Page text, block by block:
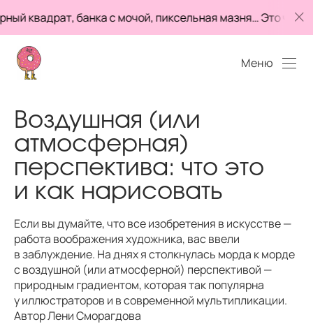
банка с мочой, пиксельная мазня… Это что,
Меню
Воздушная (или
атмосферная)
перспектива: что это
и как нарисовать
Если вы думайте, что все изобретения в искусстве —
работа воображения художника, вас ввели
в заблуждение. На днях я столкнулась морда к морде
с воздушной (или атмосферной) перспективой —
природным градиентом, которая так популярна
у иллюстраторов и в современной мультипликации.
Автор Лени Сморагдова